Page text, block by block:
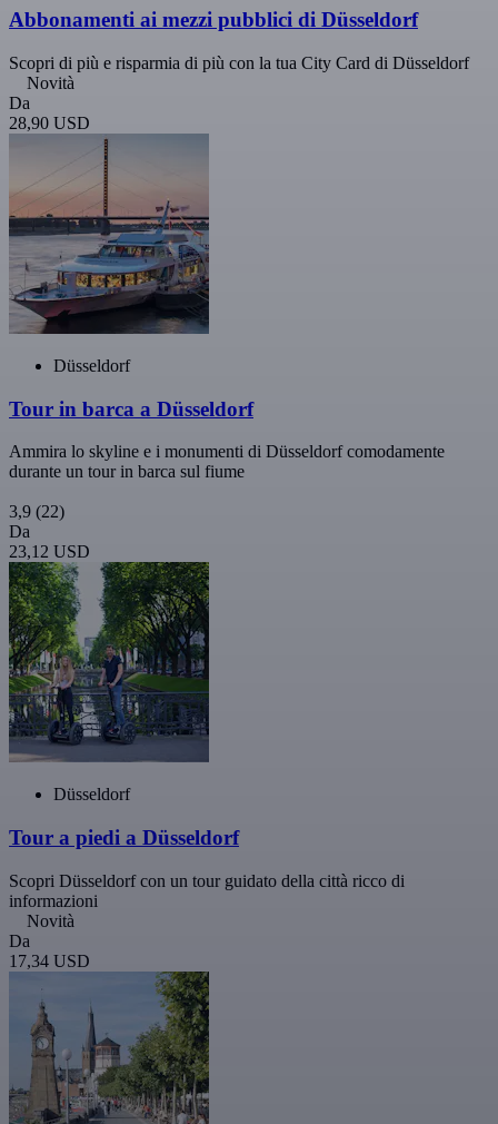
Abbonamenti ai mezzi pubblici di Düsseldorf
Scopri di più e risparmia di più con la tua City Card di Düsseldorf
Novità
Da
28,90 USD
Düsseldorf
Tour in barca a Düsseldorf
Ammira lo skyline e i monumenti di Düsseldorf comodamente
durante un tour in barca sul fiume
3,9 (22)
Da
23,12 USD
Düsseldorf
Tour a piedi a Düsseldorf
Scopri Düsseldorf con un tour guidato della città ricco di
informazioni
Novità
Da
17,34 USD